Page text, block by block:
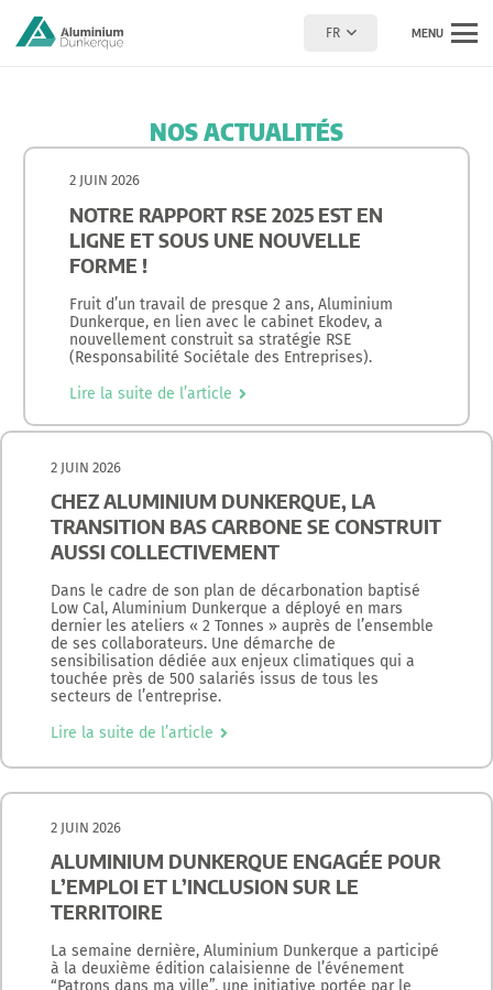
FR MENU
NOS ACTUALITÉS
2 JUIN 2026
NOTRE RAPPORT RSE 2025 EST EN
LIGNE ET SOUS UNE NOUVELLE
FORME !
Fruit d’un travail de presque 2 ans, Aluminium
Dunkerque, en lien avec le cabinet Ekodev, a
nouvellement construit sa stratégie RSE
(Responsabilité Sociétale des Entreprises).
Lire la suite de l’article
2 JUIN 2026
CHEZ ALUMINIUM DUNKERQUE, LA
TRANSITION BAS CARBONE SE CONSTRUIT
AUSSI COLLECTIVEMENT
Dans le cadre de son plan de décarbonation baptisé
Low Cal, Aluminium Dunkerque a déployé en mars
dernier les ateliers « 2 Tonnes » auprès de l’ensemble
de ses collaborateurs. Une démarche de
sensibilisation dédiée aux enjeux climatiques qui a
touchée près de 500 salariés issus de tous les
secteurs de l’entreprise.
Lire la suite de l’article
2 JUIN 2026
ALUMINIUM DUNKERQUE ENGAGÉE POUR
L’EMPLOI ET L’INCLUSION SUR LE
TERRITOIRE
La semaine dernière, Aluminium Dunkerque a participé
à la deuxième édition calaisienne de l’événement